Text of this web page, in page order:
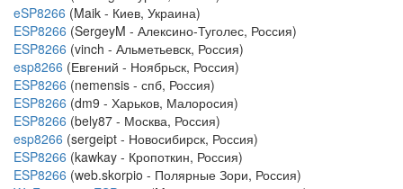
eSP8266 (Maik - Киев, Украина)
ESP8266 (SergeyM - Алексино-Туголес, Россия)
ESP8266 (vinch - Альметьевск, Россия)
esp8266 (Евгений - Ноябрьск, Россия)
ESP8266 (nemensis - спб, Россия)
ESP8266 (dm9 - Харьков, Малоросия)
ESP8266 (bely87 - Москва, Россия)
esp8266 (sergeipt - Новосибирск, Россия)
ESP8266 (kawkay - Кропоткин, Россия)
ESP8266 (web.skorpio - Полярные Зори, Россия)